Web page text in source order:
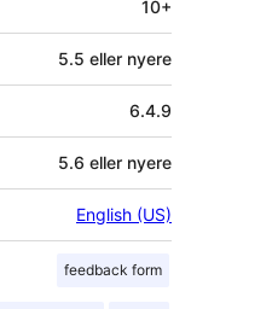
10+
5.5 eller nyere
6.4.9
5.6 eller nyere
English (US)
feedback form